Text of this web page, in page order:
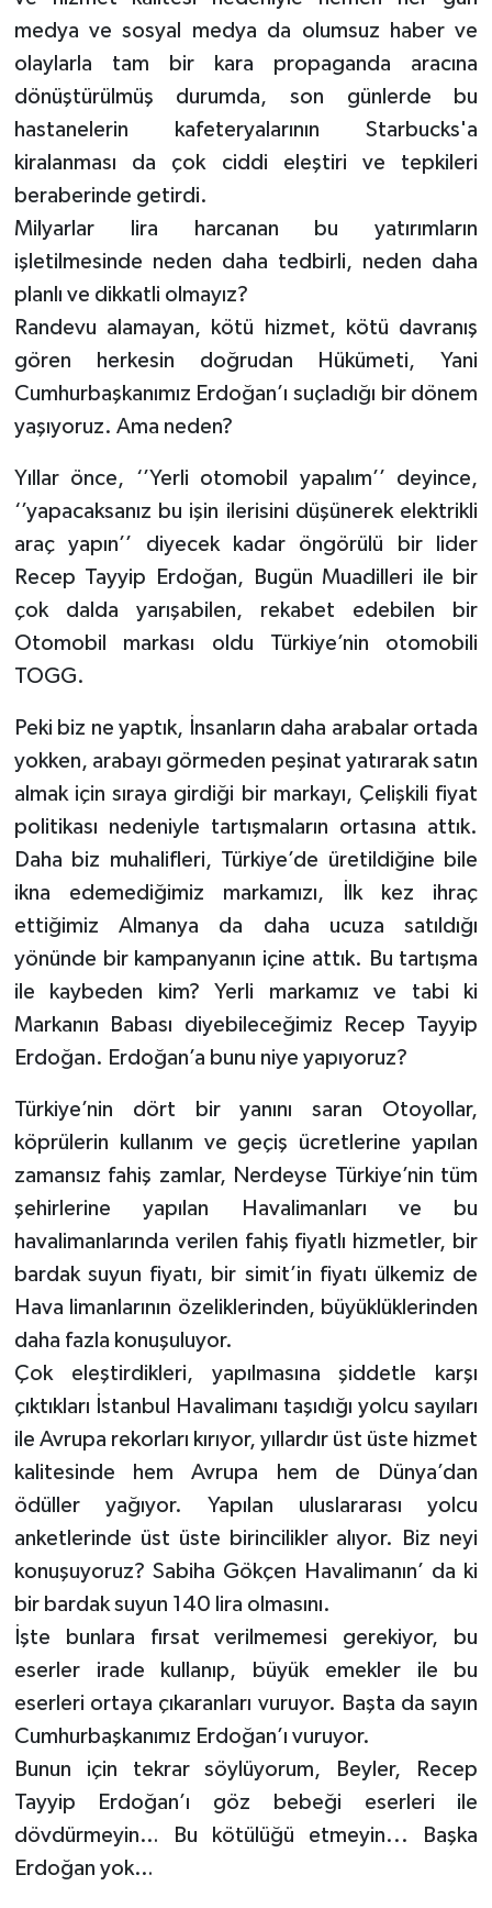
medya ve sosyal medya da olumsuz haber ve
olaylarla tam bir kara propaganda aracına
dönüştürülmüş durumda, son günlerde bu
hastanelerin kafeteryalarının Starbucks'a
kiralanması da çok ciddi eleştiri ve tepkileri
beraberinde getirdi.
Milyarlar lira harcanan bu yatırımların
işletilmesinde neden daha tedbirli, neden daha
planlı ve dikkatli olmayız?
Randevu alamayan, kötü hizmet, kötü davranış
gören herkesin doğrudan Hükümeti, Yani
Cumhurbaşkanımız Erdoğan’ı suçladığı bir dönem
yaşıyoruz. Ama neden?
Yıllar önce, ‘’Yerli otomobil yapalım’’ deyince,
‘’yapacaksanız bu işin ilerisini düşünerek elektrikli
araç yapın’’ diyecek kadar öngörülü bir lider
Recep Tayyip Erdoğan, Bugün Muadilleri ile bir
çok dalda yarışabilen, rekabet edebilen bir
Otomobil markası oldu Türkiye’nin otomobili
TOGG.
Peki biz ne yaptık, İnsanların daha arabalar ortada
yokken, arabayı görmeden peşinat yatırarak satın
almak için sıraya girdiği bir markayı, Çelişkili fiyat
politikası nedeniyle tartışmaların ortasına attık.
Daha biz muhalifleri, Türkiye’de üretildiğine bile
ikna edemediğimiz markamızı, İlk kez ihraç
ettiğimiz Almanya da daha ucuza satıldığı
yönünde bir kampanyanın içine attık. Bu tartışma
ile kaybeden kim? Yerli markamız ve tabi ki
Markanın Babası diyebileceğimiz Recep Tayyip
Erdoğan. Erdoğan’a bunu niye yapıyoruz?
Türkiye’nin dört bir yanını saran Otoyollar,
köprülerin kullanım ve geçiş ücretlerine yapılan
zamansız fahiş zamlar, Nerdeyse Türkiye’nin tüm
şehirlerine yapılan Havalimanları ve bu
havalimanlarında verilen fahiş fiyatlı hizmetler, bir
bardak suyun fiyatı, bir simit’in fiyatı ülkemiz de
Hava limanlarının özeliklerinden, büyüklüklerinden
daha fazla konuşuluyor.
Çok eleştirdikleri, yapılmasına şiddetle karşı
çıktıkları İstanbul Havalimanı taşıdığı yolcu sayıları
ile Avrupa rekorları kırıyor, yıllardır üst üste hizmet
kalitesinde hem Avrupa hem de Dünya’dan
ödüller yağıyor. Yapılan uluslararası yolcu
anketlerinde üst üste birincilikler alıyor. Biz neyi
konuşuyoruz? Sabiha Gökçen Havalimanın’ da ki
bir bardak suyun 140 lira olmasını.
İşte bunlara fırsat verilmemesi gerekiyor, bu
eserler irade kullanıp, büyük emekler ile bu
eserleri ortaya çıkaranları vuruyor. Başta da sayın
Cumhurbaşkanımız Erdoğan’ı vuruyor.
Bunun için tekrar söylüyorum, Beyler, Recep
Tayyip Erdoğan’ı göz bebeği eserleri ile
dövdürmeyin… Bu kötülüğü etmeyin... Başka
Erdoğan yok…